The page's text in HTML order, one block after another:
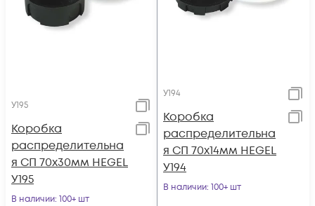
У195
Коробка
распределительна
я СП 70х30мм HEGEL
У195
В наличии: 100+ шт
У194
Коробка
распределительна
я СП 70х14мм HEGEL
У194
В наличии: 100+ шт